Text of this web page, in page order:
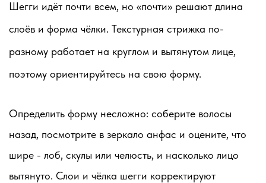
Шегги идёт почти всем, но «почти» решают длина
слоёв и форма чёлки. Текстурная стрижка по-
разному работает на круглом и вытянутом лице,
поэтому ориентируйтесь на свою форму.
Определить форму несложно: соберите волосы
назад, посмотрите в зеркало анфас и оцените, что
шире - лоб, скулы или челюсть, и насколько лицо
вытянуто. Слои и чёлка шегги корректируют